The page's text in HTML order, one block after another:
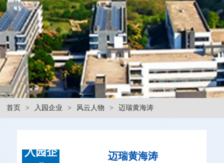
首页 > 入园企业 > 风云人物 > 迈瑞黄海涛
入园企
迈瑞黄海涛